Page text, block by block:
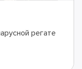
регате